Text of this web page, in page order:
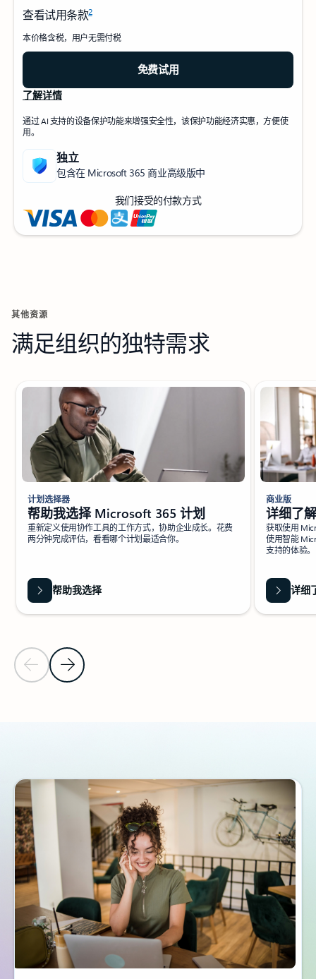
查看试用条款2
本价格含税，用户无需付税
免费试用
了解详情
通过 AI 支持的设备保护功能来增强安全性，该保护功能经济实惠，方便使
用。
独立
包含在 Microsoft 365 商业高级版中
我们接受的付款方式
其他资源
满足组织的独特需求
正在显示第 1 张幻灯片，共 8 张
上一张幻灯片下一张幻灯片
计划选择器
帮助我选择 Microsoft 365 计划
重新定义使用协作工具的工作方式，协助企业成长。花费
两分钟完成评估，看看哪个计划最适合你。
帮助我选择
商业版
详细了
获取使用
使用智能
支持的体验。
详细